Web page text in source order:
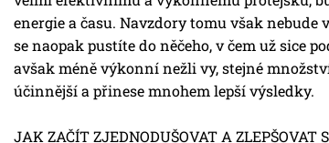
energie a času. Navzdory tomu však
se naopak pustíte do něčeho, v čem už sice
avšak méně výkonní nežli vy, stejné
účinnější a přinese mnohem lepší výsledky.
JAK ZAČÍT ZJEDNODUŠOVAT A ZLEPŠOVAT